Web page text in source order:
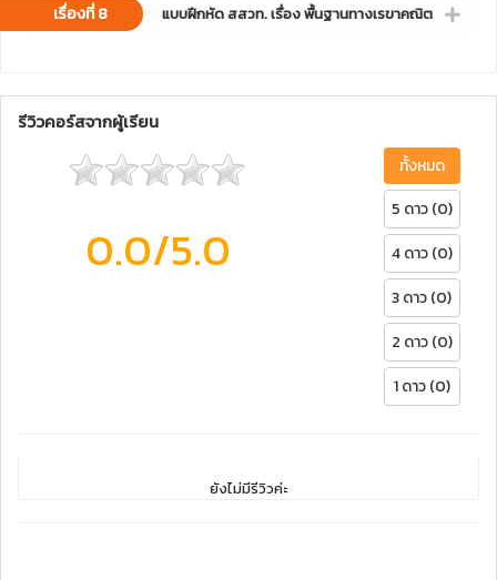
เรื่องที่ 8 แบบฝึกหัด สสวท. เรื่อง พื้นฐานทางเรขาคณิต
รีวิวคอร์สจากผู้เรียน
0.0/5.0
ทั้งหมด
5 ดาว (0)
4 ดาว (0)
3 ดาว (0)
2 ดาว (0)
1 ดาว (0)
ยังไม่มีรีวิวค่ะ